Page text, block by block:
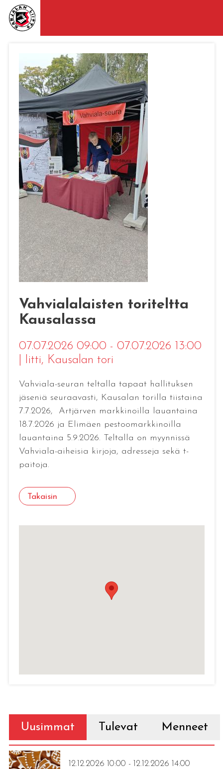
Vahvialalaisten toriteltta
Kausalassa
07.07.2026 09:00 - 07.07.2026 13:00
Iitti, Kausalan tori
Vahviala-seuran teltalla tapaat hallituksen
jäseniä seuraavasti, Kausalan torilla tiistaina
7.7.2026, Artjärven markkinoilla lauantaina
18.7.2026 ja Elimäen pestoomarkkinoilla
lauantaina 5.9.2026. Teltalla on myynnissä
Vahviala-aiheisia kirjoja, adresseja sekä t-
paitoja.
Takaisin
Uusimmat Tulevat Menneet
12.12.2026 10:00 - 12.12.2026 14:00